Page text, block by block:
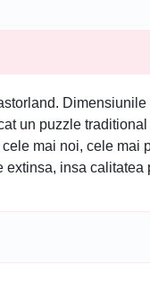
un puzzle
mai noi, cele
extinsa, insa